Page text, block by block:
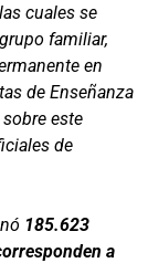
cuales se
familiar,
en
de Enseñanza
este
de
185.623
a